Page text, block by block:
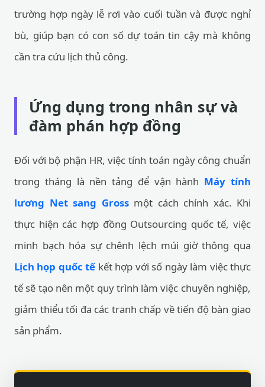
trường hợp ngày lễ rơi vào cuối tuần và được nghỉ
bù, giúp bạn có con số dự toán tin cậy mà không
cần tra cứu lịch thủ công.
Ứng dụng trong nhân sự và
đàm phán hợp đồng
Đối với bộ phận HR, việc tính toán ngày công chuẩn
trong tháng là nền tảng để vận hành Máy tính
lương Net sang Grossmột cách chính xác. Khi
thực hiện các hợp đồng Outsourcing quốc tế, việc
minh bạch hóa sự chênh lệch múi giờ thông qua
Lịch họp quốc tếkết hợp với số ngày làm việc thực
tế sẽ tạo nên một quy trình làm việc chuyên nghiệp,
giảm thiểu tối đa các tranh chấp về tiến độ bàn giao
sản phẩm.